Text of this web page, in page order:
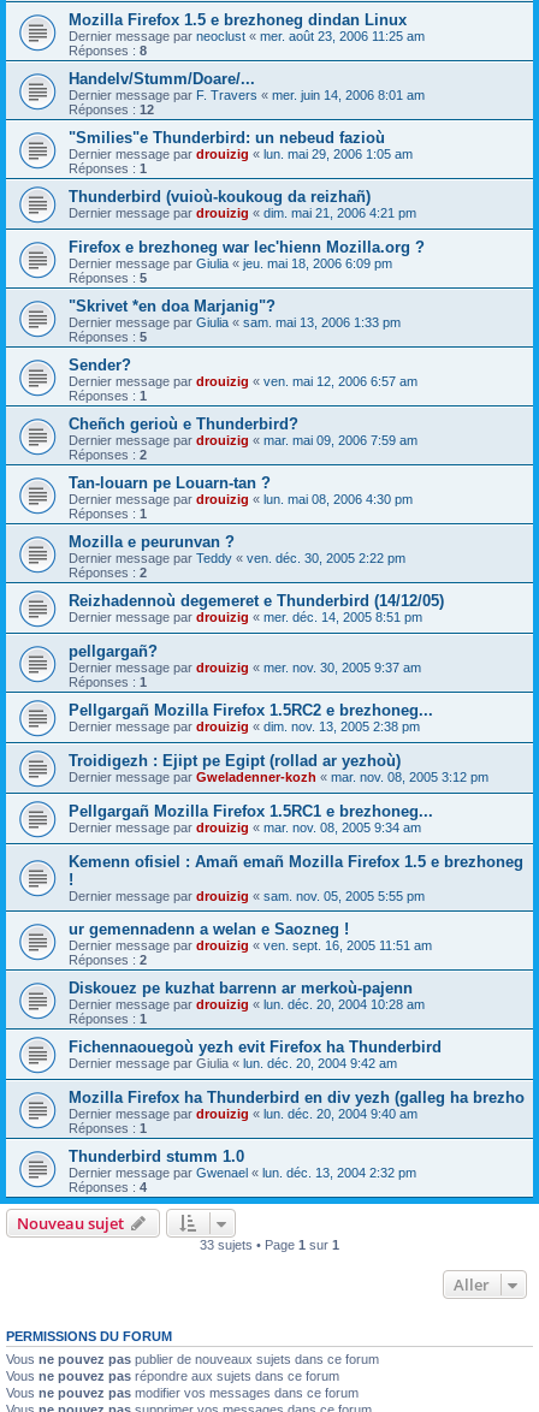
Mozilla Firefox 1.5 e brezhoneg dindan Linux
Dernier message par neoclust « mer. août 23, 2006 11:25 am
Réponses : 8
Handelv/Stumm/Doare/...
Dernier message par F. Travers « mer. juin 14, 2006 8:01 am
Réponses : 12
"Smilies"e Thunderbird: un nebeud fazioù
Dernier message par drouizig « lun. mai 29, 2006 1:05 am
Réponses : 1
Thunderbird (vuioù-koukoug da reizhañ)
Dernier message par drouizig « dim. mai 21, 2006 4:21 pm
Firefox e brezhoneg war lec'hienn Mozilla.org ?
Dernier message par Giulia « jeu. mai 18, 2006 6:09 pm
Réponses : 5
"Skrivet *en doa Marjanig"?
Dernier message par Giulia « sam. mai 13, 2006 1:33 pm
Réponses : 5
Sender?
Dernier message par drouizig « ven. mai 12, 2006 6:57 am
Réponses : 1
Cheñch gerioù e Thunderbird?
Dernier message par drouizig « mar. mai 09, 2006 7:59 am
Réponses : 2
Tan-louarn pe Louarn-tan ?
Dernier message par drouizig « lun. mai 08, 2006 4:30 pm
Réponses : 1
Mozilla e peurunvan ?
Dernier message par Teddy « ven. déc. 30, 2005 2:22 pm
Réponses : 2
Reizhadennoù degemeret e Thunderbird (14/12/05)
Dernier message par drouizig « mer. déc. 14, 2005 8:51 pm
pellgargañ?
Dernier message par drouizig « mer. nov. 30, 2005 9:37 am
Réponses : 1
Pellgargañ Mozilla Firefox 1.5RC2 e brezhoneg...
Dernier message par drouizig « dim. nov. 13, 2005 2:38 pm
Troidigezh : Ejipt pe Egipt (rollad ar yezhoù)
Dernier message par Gweladenner-kozh « mar. nov. 08, 2005 3:12 pm
Pellgargañ Mozilla Firefox 1.5RC1 e brezhoneg...
Dernier message par drouizig « mar. nov. 08, 2005 9:34 am
Kemenn ofisiel : Amañ emañ Mozilla Firefox 1.5 e brezhoneg
!
Dernier message par drouizig « sam. nov. 05, 2005 5:55 pm
ur gemennadenn a welan e Saozneg !
Dernier message par drouizig « ven. sept. 16, 2005 11:51 am
Réponses : 2
Diskouez pe kuzhat barrenn ar merkoù-pajenn
Dernier message par drouizig « lun. déc. 20, 2004 10:28 am
Réponses : 1
Fichennaouegoù yezh evit Firefox ha Thunderbird
Dernier message par Giulia « lun. déc. 20, 2004 9:42 am
Mozilla Firefox ha Thunderbird en div yezh (galleg ha brezho
Dernier message par drouizig « lun. déc. 20, 2004 9:40 am
Réponses : 1
Thunderbird stumm 1.0
Dernier message par Gwenael « lun. déc. 13, 2004 2:32 pm
Réponses : 4
Nouveau sujet
33 sujets • Page 1 sur 1
Aller
PERMISSIONS DU FORUM
Vous ne pouvez pas publier de nouveaux sujets dans ce forum
Vous ne pouvez pas répondre aux sujets dans ce forum
Vous ne pouvez pas modifier vos messages dans ce forum